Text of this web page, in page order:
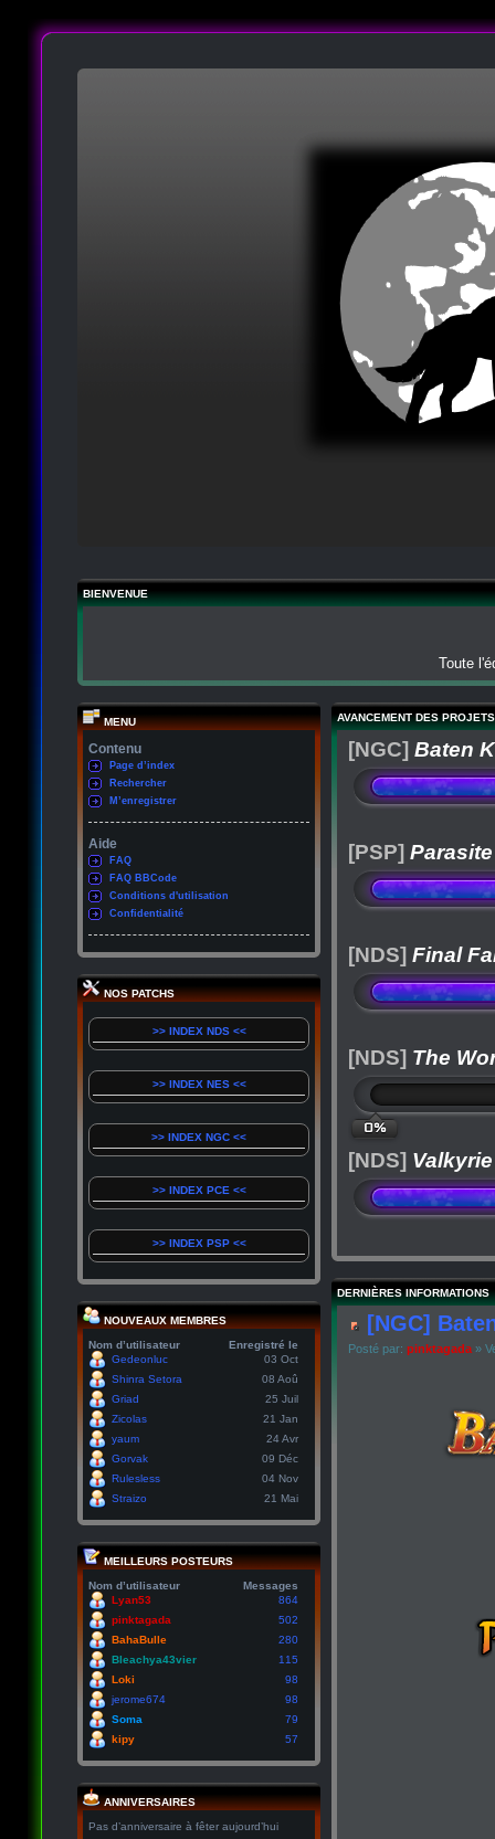
BIENVENUE
Toute
MENU
Contenu
Page d’index
Rechercher
M’enregistrer
Aide
FAQ
FAQ BBCode
Conditions d'utilisation
Confidentialité
NOS PATCHS
>> INDEX NDS <<
>> INDEX NES <<
>> INDEX NGC <<
>> INDEX PCE <<
>> INDEX PSP <<
NOUVEAUX MEMBRES
Nom d’utilisateur
Enregistré le
Gedeonluc
03 Oct
Shinra Setora
08 Aoû
Griad
25 Juil
Zicolas
21 Jan
yaum
24 Avr
Gorvak
09 Déc
Rulesless
04 Nov
Straizo
21 Mai
MEILLEURS POSTEURS
Nom d’utilisateur
Messages
Lyan53
864
pinktagada
502
BahaBulle
280
Bleachya43vier
115
Loki
98
jerome674
98
Soma
79
kipy
57
ANNIVERSAIRES
Pas d’anniversaire à fêter aujourd’hui
AVANCEMENT DES PROJETS
[NGC] Baten
[PSP]
[NDS] Final
[NDS] The
0%
[NDS]
DERNIÈRES INFORMATIONS
[NGC]
Posté par: pinktagada »